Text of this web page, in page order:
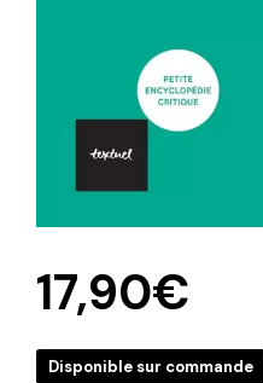
17,90€
Disponible sur commande